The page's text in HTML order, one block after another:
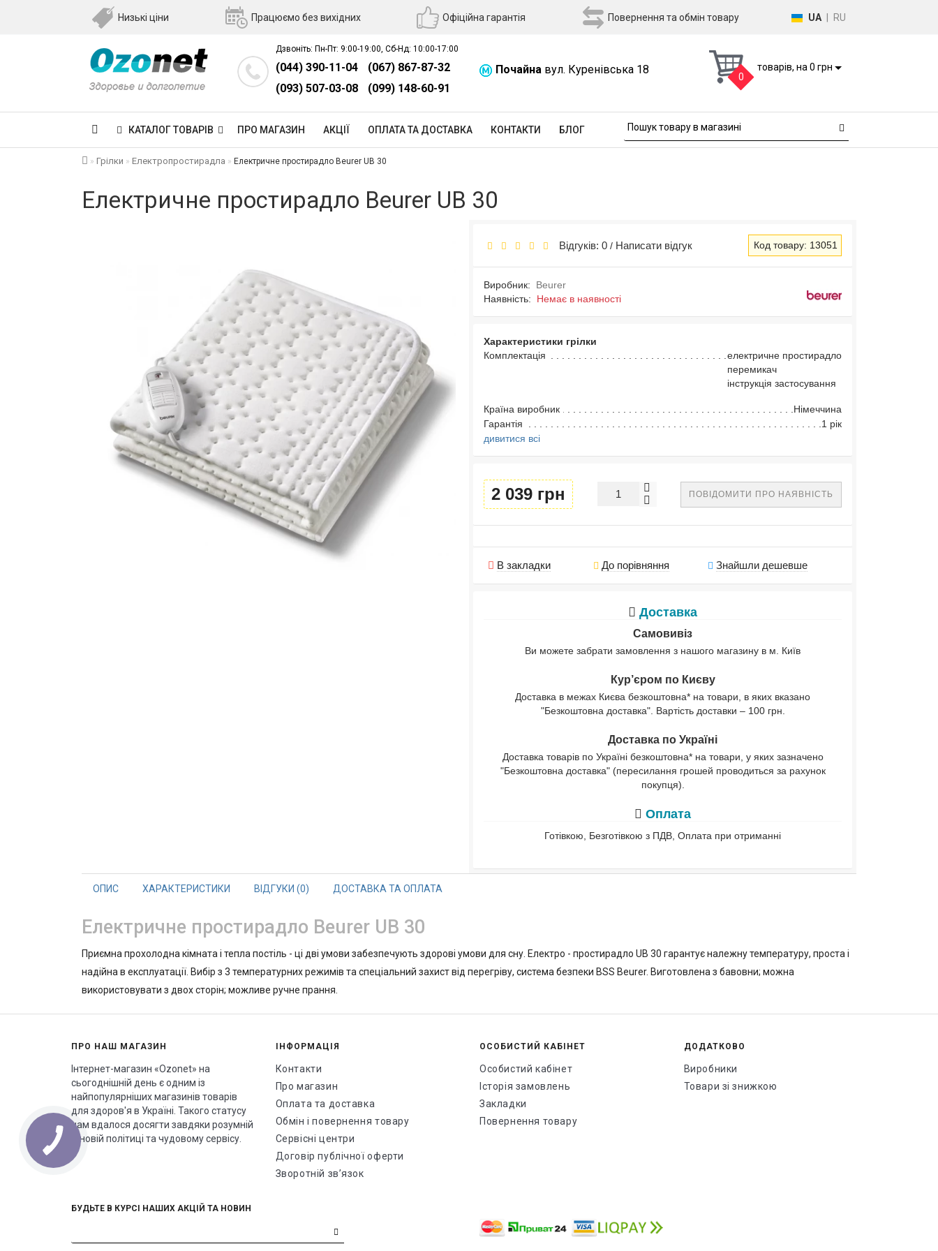
Низькі ціни Працюємо без вихідних Офіційна гарантія Повернення та обмін товару UA RU
Дзвоніть: Пн-Пт: 9:00-19:00, Сб-Нд: 10:00-17:00
(044) 390-11-04
(067) 867-87-32
(093) 507-03-08
(099) 148-60-91
Почайна вул. Куренівська 18
0
товарів, на 0 грн
КАТАЛОГ ТОВАРІВ ПРО МАГАЗИН АКЦІЇ ОПЛАТА ТА ДОСТАВКА КОНТАКТИ БЛОГ
Грілки Електропростирадла Електричне простирадло Beurer UB 30
Електричне простирадло Beurer UB 30
Відгуків: 0 / Написати відгук Код товару: 13051
Виробник:
Beurer
Наявність: Немає в наявності
Характеристики грілки
Комплектація
електричне простирадло
перемикач
інструкція застосування
Країна виробник
Німеччина
Гарантія
1 рік
дивитися всі
2 039 грн ПОВІДОМИТИ ПРО НАЯВНІСТЬ
В закладки До порівняння Знайшли дешевше
Доставка
Самовивіз
Ви можете забрати замовлення з нашого магазину в м. Київ
Кур’єром по Києву
Доставка в межах Києва безкоштовна* на товари, в яких вказано
"Безкоштовна доставка". Вартість доставки – 100 грн.
Доставка по Україні
Доставка товарів по Україні безкоштовна* на товари, у яких зазначено
"Безкоштовна доставка" (пересилання грошей проводиться за рахунок
покупця).
Оплата
Готівкою, Безготівкою з ПДВ, Оплата при отриманні
ОПИС ХАРАКТЕРИСТИКИ ВІДГУКИ (0) ДОСТАВКА ТА ОПЛАТА
Електричне простирадло Beurer UB 30
Приємна прохолодна кімната і тепла постіль - ці дві умови забезпечують здорові умови для сну. Електро - простирадло UB 30 гарантує належну температуру, проста і
надійна в експлуатації. Вибір з 3 температурних режимів та спеціальний захист від перегріву, система безпеки BSS Beurer. Виготовлена з бавовни; можна
використовувати з двох сторін; можливе ручне прання.
ПРО НАШ МАГАЗИН
Інтернет-магазин «Ozonet» на
сьогоднішній день є одним із
найпопулярніших магазинів товарів
для здоров'я в Україні. Такого статусу
нам вдалося досягти завдяки розумній
ціновій політиці та чудовому сервісу.
ІНФОРМАЦІЯ
Контакти
Про магазин
Оплата та доставка
Обмін і повернення товару
Сервісні центри
Договір публічної оферти
Зворотній зв’язок
ОСОБИСТИЙ КАБІНЕТ
Особистий кабінет
Історія замовлень
Закладки
Повернення товару
ДОДАТКОВО
Виробники
Товари зі знижкою
БУДЬТЕ В КУРСІ НАШИХ АКЦІЙ ТА НОВИН